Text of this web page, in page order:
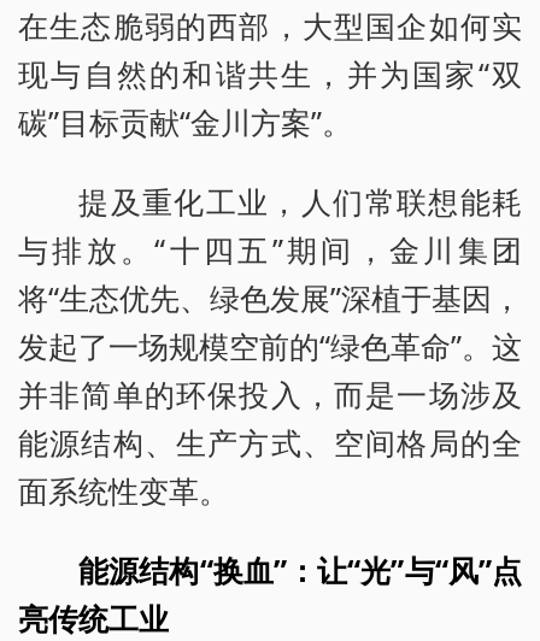
在生态脆弱的西部，大型国企如何实
现与自然的和谐共生，并为国家“双
碳”目标贡献“金川方案”。
提及重化工业，人们常联想能耗
与排放。“十四五”期间，金川集团
将“生态优先、绿色发展”深植于基因，
发起了一场规模空前的“绿色革命”。这
并非简单的环保投入，而是一场涉及
能源结构、生产方式、空间格局的全
面系统性变革。
能源结构“换血”：让“光”与“风”点
亮传统工业